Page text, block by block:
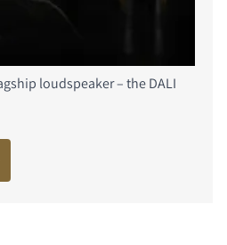
loudspeaker – the DALI